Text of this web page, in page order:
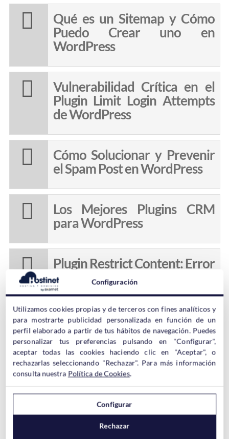
Qué es un Sitemap y Cómo
Puedo Crear uno en
WordPress
Vulnerabilidad Crítica en el
Plugin Limit Login Attempts
de WordPress
Cómo Solucionar y Prevenir
el Spam Post en WordPress
Los Mejores Plugins CRM
para WordPress
Plugin Restrict Content: Error
Thrown
Los 5 Mejores Plugins para
Copias de Seguridad en
WordPress
WordPress
Configuración
Utilizamos cookies propias y de terceros con fines analíticos y
para mostrarte publicidad personalizada en función de un
perfil elaborado a partir de tus hábitos de navegación. Puedes
personalizar tus preferencias pulsando en "Configurar",
aceptar todas las cookies haciendo clic en "Aceptar", o
rechazarlas seleccionando "Rechazar". Para más información
consulta nuestra Política de Cookies.
Configurar
Rechazar